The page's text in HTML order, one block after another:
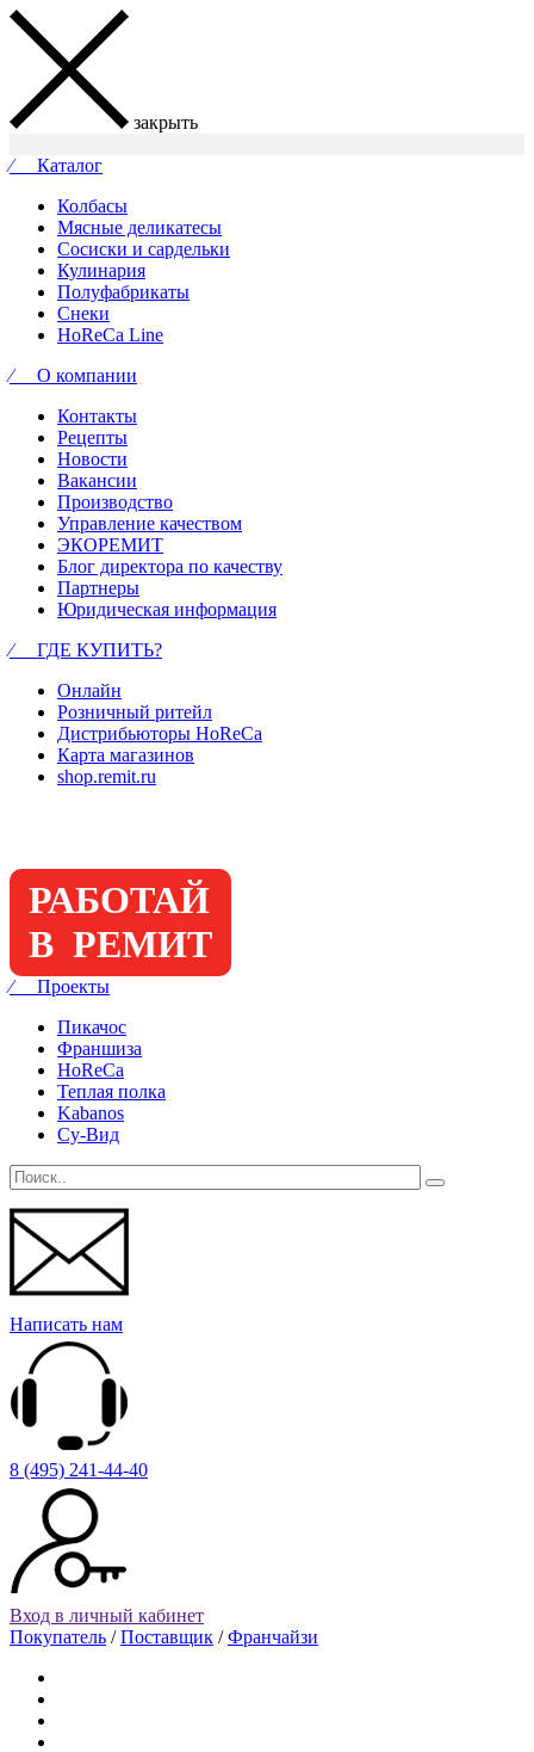
закрыть
⁄ Каталог
Колбасы
Мясные деликатесы
Сосиски и сардельки
Кулинария
Полуфабрикаты
Снеки
HoReCa Line
⁄ О компании
Контакты
Рецепты
Новости
Вакансии
Производство
Управление качеством
ЭКОРЕМИТ
Блог директора по качеству
Партнеры
Юридическая информация
⁄ ГДЕ КУПИТЬ?
Онлайн
Розничный ритейл
Дистрибьюторы HoReCa
Карта магазинов
shop.remit.ru
РАБОТАЙ
В РЕМИТ
⁄ Проекты
Пикачос
Франшиза
HoReCa
Теплая полка
Kabanos
Су-Вид
Написать нам
8 (495) 241-44-40
Вход в личный кабинет
Покупатель /Поставщик /Франчайзи